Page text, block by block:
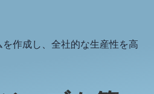
作成し、全社的な生産性を高